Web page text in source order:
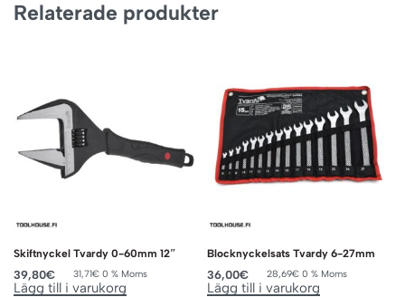
Relaterade produkter
Skiftnyckel Tvardy 0-60mm 12″
39,80€ 31,71€ 0 % Moms
Lägg till i varukorg
Blocknyckelsats Tvardy 6-27mm
36,00€ 28,69€ 0 % Moms
Lägg till i varukorg